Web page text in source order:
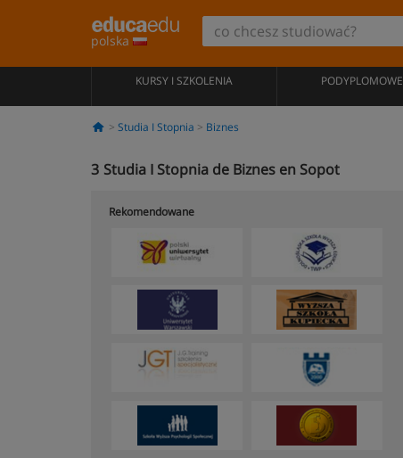
polska
KURSY I SZKOLENIA PODYPLOMOWE
Studia I Stopnia Biznes
3 Studia I Stopnia de Biznes en Sopot
Rekomendowane